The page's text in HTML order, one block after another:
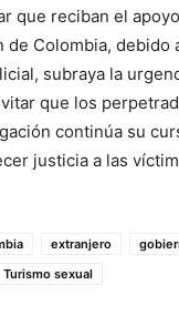
que reciban el
de Colombia, debido
subraya la
que los
continúa su
justicia a las
extranjero
Turismo sexual